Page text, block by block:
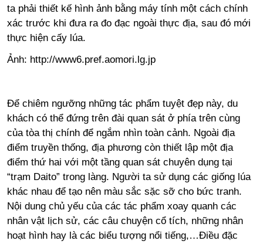
ta phải thiết kế hình ảnh bằng máy tính một cách chính
xác trước khi đưa ra đo đạc ngoài thực địa, sau đó mới
thực hiện cấy lúa.
Ảnh: http://www6.pref.aomori.lg.jp
Để chiêm ngưỡng những tác phẩm tuyệt đẹp này, du
khách có thể đứng trên đài quan sát ở phía trên cùng
của tòa thị chính để ngắm nhìn toàn cảnh. Ngoài địa
điểm truyền thống, địa phương còn thiết lập một địa
điểm thứ hai với một tầng quan sát chuyên dụng tại
“trạm Daito” trong làng. Người ta sử dụng các giống lúa
khác nhau để tạo nên màu sắc sặc sỡ cho bức tranh.
Nội dung chủ yếu của các tác phẩm xoay quanh các
nhân vật lịch sử, các câu chuyện cổ tích, những nhân
hoạt hình hay là các biểu tượng nổi tiếng,…Điều đặc